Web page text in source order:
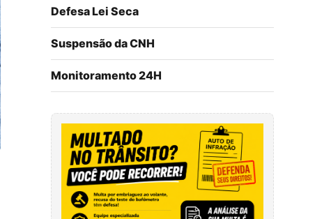
Defesa Lei Seca
Suspensão da CNH
Monitoramento 24H